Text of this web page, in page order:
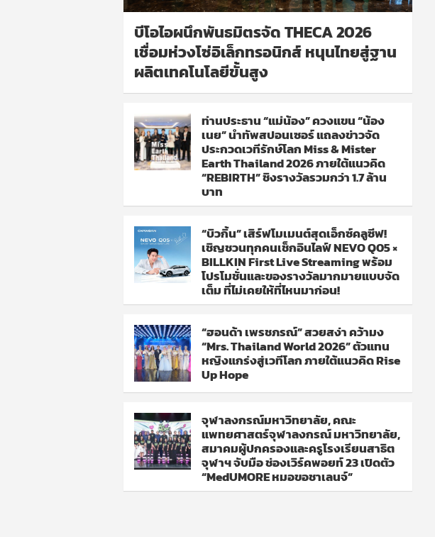
บีโอไอผนึกพันธมิตรจัด THECA 2026
เชื่อมห่วงโซ่อิเล็กทรอนิกส์ หนุนไทยสู่ฐาน
ผลิตเทคโนโลยีขั้นสูง
ท่านประธาน “แม่น้อง” ควงแขน “น้อง
เนย” นำทัพสปอนเซอร์ แถลงข่าวจัด
ประกวดเวทีรักษ์โลก Miss & Mister
Earth Thailand 2026 ภายใต้แนวคิด
“REBIRTH” ชิงรางวัลรวมกว่า 1.7 ล้าน
บาท
“บิวกิ้น” เสิร์ฟโมเมนต์สุดเอ็กซ์คลูซีฟ!
เชิญชวนทุกคนเช็กอินไลฟ์ NEVO Q05 ×
BILLKIN First Live Streaming พร้อม
โปรโมชั่นและของรางวัลมากมายแบบจัด
เต็ม ที่ไม่เคยให้ที่ไหนมาก่อน!
“ฮอนด้า เพรชภรณ์” สวยสง่า คว้ามง
“Mrs. Thailand World 2026” ตัวแทน
หญิงแกร่งสู่เวทีโลก ภายใต้แนวคิด Rise
Up Hope
จุฬาลงกรณ์มหาวิทยาลัย, คณะ
แพทยศาสตร์จุฬาลงกรณ์ มหาวิทยาลัย,
สมาคมผู้ปกครองและครูโรงเรียนสาธิต
จุฬาฯ จับมือ ช่องเวิร์คพอยท์ 23 เปิดตัว
“MedUMORE หมอขอชาเลนจ์”